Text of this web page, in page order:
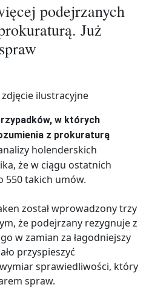
podejrzanych
Już
w których
z prokuraturą
holenderskich
że w ciągu ostatnich
550 takich umów.
został wprowadzony trzy
że podejrzany rezygnuje z
w zamian za łagodniejszy
przyspieszyć
sprawiedliwości, który
spraw.